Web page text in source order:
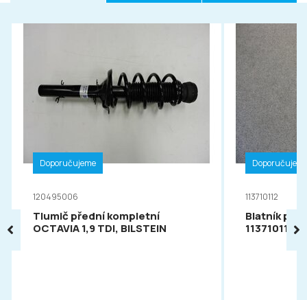
Doporučujeme
120495006
Tlumič přední kompletní
OCTAVIA 1,9 TDI, BILSTEIN
113710112
Blatník
113710112